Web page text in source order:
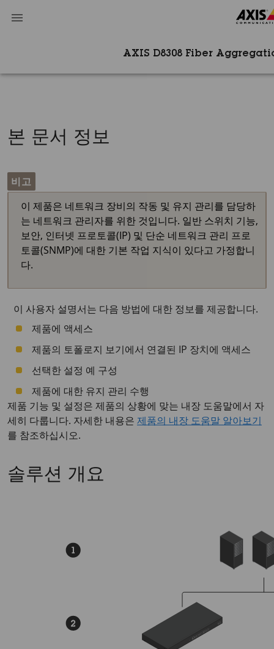
AXIS D8308​ Fiber
본 문서 정보
비고
이 제품은 네트워크 장비의 작동 및 유지 관리를 담당하
는 네트워크 관리자를 위한 것입니다. 일반 스위치 기능,
보안, 인터넷 프로토콜(IP) 및 단순 네트워크 관리 프로
토콜(SNMP)에 대한 기본 작업 지식이 있다고 가정합니
다.
이 사용자 설명서는 다음 방법에 대한 정보를 제공합니다.
제품에 액세스
제품의 토폴로지 보기에서 연결된 IP 장치에 액세스
선택한 설정 예 구성
제품에 대한 유지 관리 수행
제품 기능 및 설정은 제품의 상황에 맞는 내장 도움말에서 자
세히 다룹니다. 자세한 내용은 제품의 내장 도움말 알아보기
를 참조하십시오.
솔루션 개요